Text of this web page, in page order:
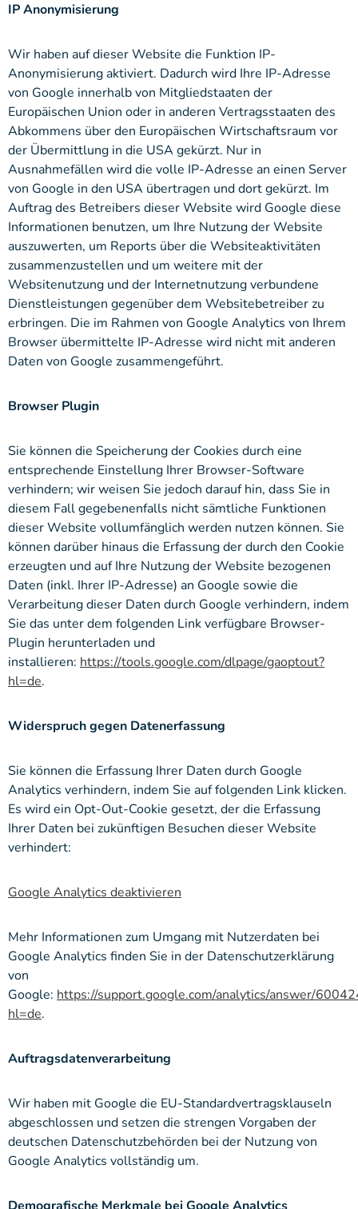
IP Anonymisierung
Wir haben auf dieser Website die Funktion IP-
Anonymisierung aktiviert. Dadurch wird Ihre IP-Adresse
von Google innerhalb von Mitgliedstaaten der
Europäischen Union oder in anderen Vertragsstaaten des
Abkommens über den Europäischen Wirtschaftsraum vor
der Übermittlung in die USA gekürzt. Nur in
Ausnahmefällen wird die volle IP-Adresse an einen Server
von Google in den USA übertragen und dort gekürzt. Im
Auftrag des Betreibers dieser Website wird Google diese
Informationen benutzen, um Ihre Nutzung der Website
auszuwerten, um Reports über die Websiteaktivitäten
zusammenzustellen und um weitere mit der
Websitenutzung und der Internetnutzung verbundene
Dienstleistungen gegenüber dem Websitebetreiber zu
erbringen. Die im Rahmen von Google Analytics von Ihrem
Browser übermittelte IP-Adresse wird nicht mit anderen
Daten von Google zusammengeführt.
Browser Plugin
Sie können die Speicherung der Cookies durch eine
entsprechende Einstellung Ihrer Browser-Software
verhindern; wir weisen Sie jedoch darauf hin, dass Sie in
diesem Fall gegebenenfalls nicht sämtliche Funktionen
dieser Website vollumfänglich werden nutzen können. Sie
können darüber hinaus die Erfassung der durch den Cookie
erzeugten und auf Ihre Nutzung der Website bezogenen
Daten (inkl. Ihrer IP-Adresse) an Google sowie die
Verarbeitung dieser Daten durch Google verhindern, indem
Sie das unter dem folgenden Link verfügbare Browser-
Plugin herunterladen und
installieren: https://tools.google.com/dlpage/gaoptout?
hl=de.
Widerspruch gegen Datenerfassung
Sie können die Erfassung Ihrer Daten durch Google
Analytics verhindern, indem Sie auf folgenden Link klicken.
Es wird ein Opt-Out-Cookie gesetzt, der die Erfassung
Ihrer Daten bei zukünftigen Besuchen dieser Website
verhindert:
Google Analytics deaktivieren
Mehr Informationen zum Umgang mit Nutzerdaten bei
Google Analytics finden Sie in der Datenschutzerklärung
von
Google: https://support.google.com/analytics/answer/
hl=de.
Auftragsdatenverarbeitung
Wir haben mit Google die EU-Standardvertragsklauseln
abgeschlossen und setzen die strengen Vorgaben der
deutschen Datenschutzbehörden bei der Nutzung von
Google Analytics vollständig um.